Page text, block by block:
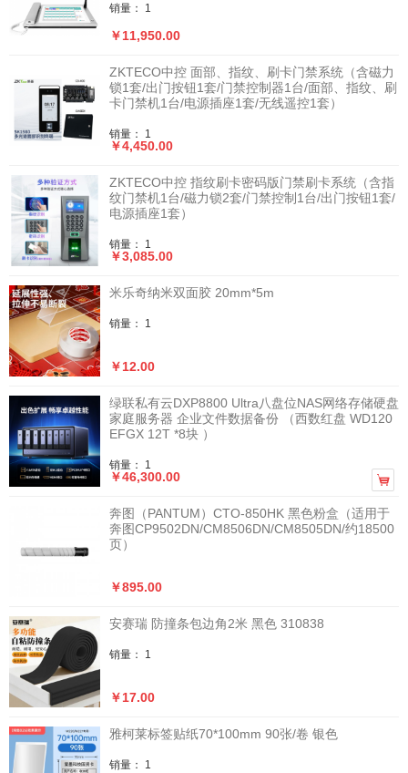
销量： 1
￥11,950.00
ZKTECO中控 面部、指纹、刷卡门禁系统（含磁力
锁1套/出门按钮1套/门禁控制器1台/面部、指纹、刷
卡门禁机1台/电源插座1套/无线遥控1套）
销量： 1
￥4,450.00
ZKTECO中控 指纹刷卡密码版门禁刷卡系统（含指
纹门禁机1台/磁力锁2套/门禁控制1台/出门按钮1套/
电源插座1套）
销量： 1
￥3,085.00
米乐奇纳米双面胶 20mm*5m
销量： 1
￥12.00
绿联私有云DXP8800 Ultra八盘位NAS网络存储硬盘
家庭服务器 企业文件数据备份 （西数红盘 WD120
EFGX 12T *8块 ）
销量： 1
￥46,300.00 
奔图（PANTUM）CTO-850HK 黑色粉盒（适用于
奔图CP9502DN/CM8506DN/CM8505DN/约18500
页）
￥895.00
安赛瑞 防撞条包边角2米 黑色 310838
销量： 1
￥17.00
雅柯莱标签贴纸70*100mm 90张/卷 银色
销量： 1